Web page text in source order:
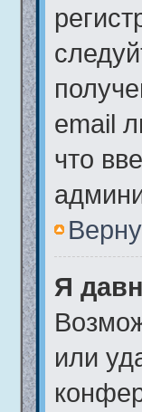
email
что
Я
или